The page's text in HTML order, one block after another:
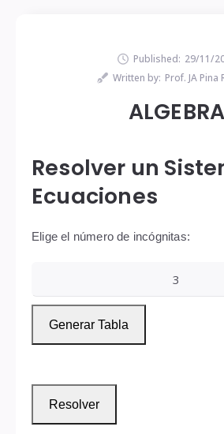
Published: 29/11/
Written by: Prof. JA Pina
ALGEBRA
Resolver un
Ecuaciones
Elige el número de incógnitas:
Generar Tabla
Resolver